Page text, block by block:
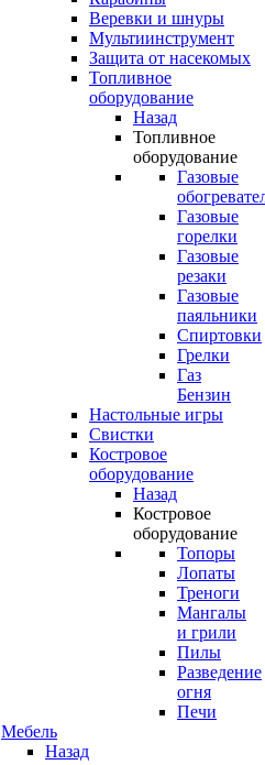
Веревки и шнуры
Мультиинструмент
Защита от насекомых
Топливное
оборудование
Назад
Топливное
оборудование
Газовые
Газовые
горелки
Газовые
резаки
Газовые
паяльники
Спиртовки
Грелки
Газ
Бензин
Настольные игры
Свистки
Костровое
оборудование
Назад
Костровое
оборудование
Топоры
Лопаты
Треноги
Мангалы
и грили
Пилы
Разведение
огня
Печи
Мебель
Назад